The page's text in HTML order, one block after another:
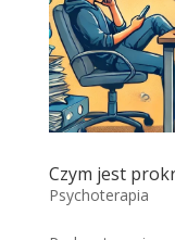
Czym jest
Psychoterapia